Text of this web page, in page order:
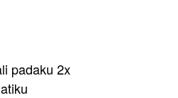
padaku 2x